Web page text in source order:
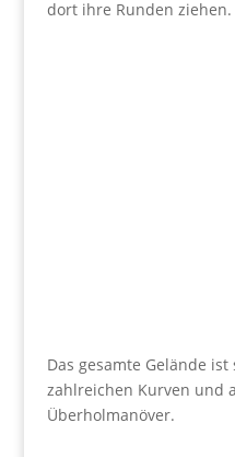
dort ihre Runden ziehen.
Das gesamte Gelände
zahlreichen Kurven und
Überholmanöver.